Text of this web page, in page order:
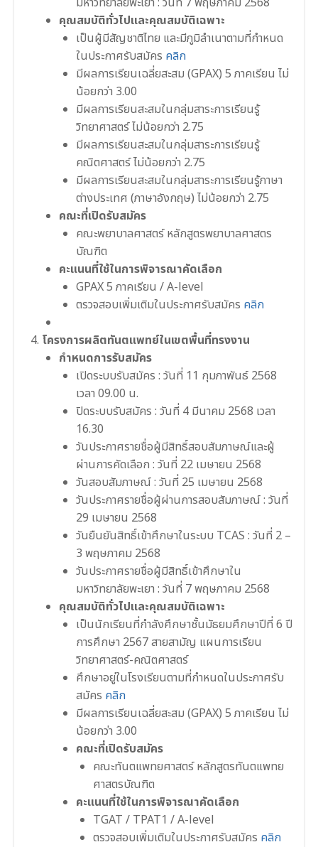
คุณสมบัติทั่วไปและคุณสมบัติเฉพาะ
เป็นผู้มีสัญชาติไทย และมีภูมิลําเนาตามที่กำหนด
ในประกาศรับสมัคร คลิก
มีผลการเรียนเฉลี่ยสะสม (GPAX) 5 ภาคเรียน ไม่
น้อยกว่า 3.00
มีผลการเรียนสะสมในกลุ่มสาระการเรียนรู้
วิทยาศาสตร์ ไม่น้อยกว่า 2.75
มีผลการเรียนสะสมในกลุ่มสาระการเรียนรู้
คณิตศาสตร์ ไม่น้อยกว่า 2.75
มีผลการเรียนสะสมในกลุ่มสาระการเรียนรู้ภาษา
ต่างประเทศ (ภาษาอังกฤษ) ไม่น้อยกว่า 2.75
คณะที่เปิดรับสมัคร
คณะพยาบาลศาสตร์ หลักสูตรพยาบาลศาสตร
บัณฑิต
คะแนนที่ใช้ในการพิจารณาคัดเลือก
GPAX 5 ภาคเรียน / A-level
ตรวจสอบเพิ่มเติมในประกาศรับสมัคร คลิก
โครงการผลิตทันตแพทย์ในเขตพื้นที่ทรงงาน
กำหนดการรับสมัคร
เปิดระบบรับสมัคร : วันที่ 11 กุมภาพันธ์ 2568
เวลา 09.00 น.
ปิดระบบรับสมัคร : วันที่ 4 มีนาคม 2568 เวลา
16.30
วันประกาศรายชื่อผู้มีสิทธิ์สอบสัมภาษณ์และผู้
ผ่านการคัดเลือก : วันที่ 22 เมษายน 2568
วันสอบสัมภาษณ์ : วันที่ 25 เมษายน 2568
วันประกาศรายชื่อผู้ผ่านการสอบสัมภาษณ์ : วันที่
29 เมษายน 2568
วันยืนยันสิทธิ์เข้าศึกษาในระบบ TCAS : วันที่ 2 –
3 พฤษภาคม 2568
วันประกาศรายชื่อผู้มีสิทธิ์เข้าศึกษาใน
มหาวิทยาลัยพะเยา : วันที่ 7 พฤษภาคม 2568
คุณสมบัติทั่วไปและคุณสมบัติเฉพาะ
เป็นนักเรียนที่กําลังศึกษาชั้นมัธยมศึกษาปีที่ 6 ปี
การศึกษา 2567 สายสามัญ แผนการเรียน
วิทยาศาสตร์-คณิตศาสตร์
ศึกษาอยู่ในโรงเรียนตามที่กำหนดในประกาศรับ
สมัคร คลิก
มีผลการเรียนเฉลี่ยสะสม (GPAX) 5 ภาคเรียน ไม่
น้อยกว่า 3.00
คณะที่เปิดรับสมัคร
คณะทันตแพทยศาสตร์ หลักสูตรทันตแพทย
ศาสตรบัณฑิต
คะแนนที่ใช้ในการพิจารณาคัดเลือก
TGAT / TPAT1 / A-level
ตรวจสอบเพิ่มเติมในประกาศรับสมัคร คลิก